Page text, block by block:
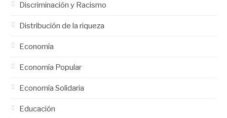
Discriminación y Racismo
Distribución de la riqueza
Economía
Economía Popular
Economía Solidaria
Educación